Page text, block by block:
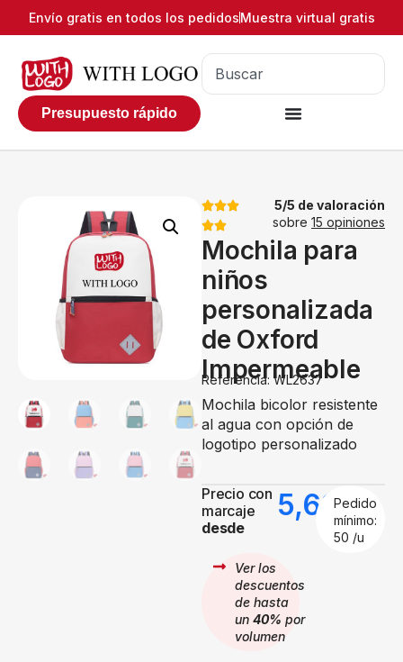
Envío gratis en todos los pedidosMuestra virtual gratis
Presupuesto rápido
5/5 de valoración
sobre 15 opiniones
Mochila para
niños
personalizada
de Oxford
Impermeable
Referencia: WL2637
Mochila bicolor resistente
al agua con opción de
logotipo personalizado
Precio con
marcaje
desde
5,63€
Pedido
mínimo:
50 /u
Ver los
descuentos
de hasta
un 40% por
volumen